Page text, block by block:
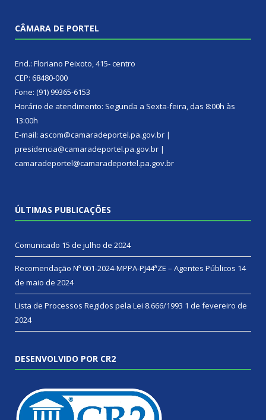
CÂMARA DE PORTEL
End.: Floriano Peixoto, 415- centro
CEP: 68480-000
Fone: (91) 99365-6153
Horário de atendimento: Segunda a Sexta-feira, das 8:00h às
13:00h
E-mail: ascom@camaradeportel.pa.gov.br |
presidencia@camaradeportel.pa.gov.br |
camaradeportel@camaradeportel.pa.gov.br
ÚLTIMAS PUBLICAÇÕES
Comunicado 15 de julho de 2024
Recomendação Nº 001-2024-MPPA-PJ44ªZE – Agentes Públicos 14
de maio de 2024
Lista de Processos Regidos pela Lei 8.666/1993 1 de fevereiro de
2024
DESENVOLVIDO POR CR2